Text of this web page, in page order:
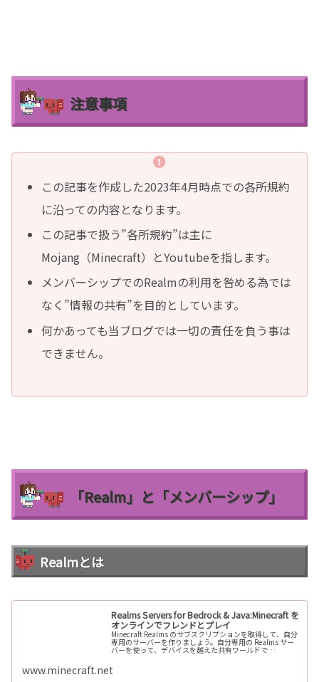
注意事項
この記事を作成した2023年4月時点での各所規約
に沿っての内容となります。
この記事で扱う”各所規約”は主に
Mojang（Minecraft）とYoutubeを指します。
メンバーシップでのRealmの利用を咎める為では
なく”情報の共有”を目的としています。
何かあっても当ブログでは一切の責任を負う事は
できません。
「Realm」と「メンバーシップ」
Realmとは
Realms Servers for Bedrock & Java:Minecraft を
オンラインでフレンドとプレイ
Minecraft Realms のサブスクリプションを取得して、自分
専用のサーバーを作りましょう。自分専用の Realms サー
バーを使って、デバイスを越えた共有ワールドで
Minecraft をオンラインでフレンドとプレイしましょう。
www.minecraft.net